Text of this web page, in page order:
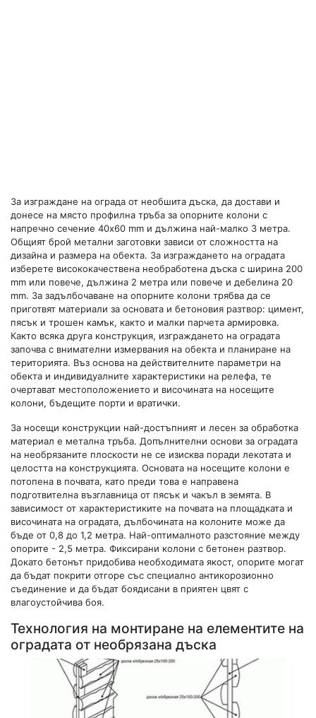
За изграждане на ограда от необшита дъска, да достави и
донесе на място профилна тръба за опорните колони с
напречно сечение 40x60 mm и дължина най-малко 3 метра.
Общият брой метални заготовки зависи от сложността на
дизайна и размера на обекта. За изграждането на оградата
изберете висококачествена необработена дъска с ширина 200
mm или повече, дължина 2 метра или повече и дебелина 20
mm. За задълбочаване на опорните колони трябва да се
приготвят материали за основата и бетоновия разтвор: цимент,
пясък и трошен камък, както и малки парчета армировка.
Както всяка друга конструкция, изграждането на оградата
започва с внимателни измервания на обекта и планиране на
територията. Въз основа на действителните параметри на
обекта и индивидуалните характеристики на релефа, те
очертават местоположението и височината на носещите
колони, бъдещите порти и вратички.
За носещи конструкции най-достъпният и лесен за обработка
материал е метална тръба. Допълнителни основи за оградата
на необрязаните плоскости не се изисква поради лекотата и
целостта на конструкцията. Основата на носещите колони е
потопена в почвата, като преди това е направена
подготвителна възглавница от пясък и чакъл в земята. В
зависимост от характеристиките на почвата на площадката и
височината на оградата, дълбочината на колоните може да
бъде от 0,8 до 1,2 метра. Най-оптималното разстояние между
опорите - 2,5 метра. Фиксирани колони с бетонен разтвор.
Докато бетонът придобива необходимата якост, опорите могат
да бъдат покрити отгоре със специално антикорозионно
съединение и да бъдат боядисани в приятен цвят с
влагоустойчива боя.
Технология на монтиране на елементите на
оградата от необрязана дъска